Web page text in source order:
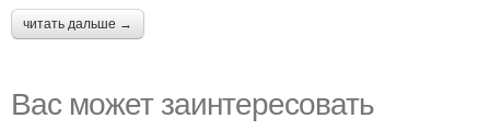
читать дальше →
Вас может заинтересовать